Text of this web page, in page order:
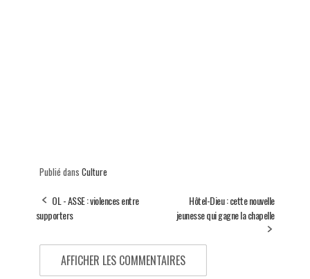
Publié dans Culture
OL - ASSE : violences entre
supporters
Hôtel-Dieu : cette nouvelle
jeunesse qui gagne la chapelle
AFFICHER LES COMMENTAIRES